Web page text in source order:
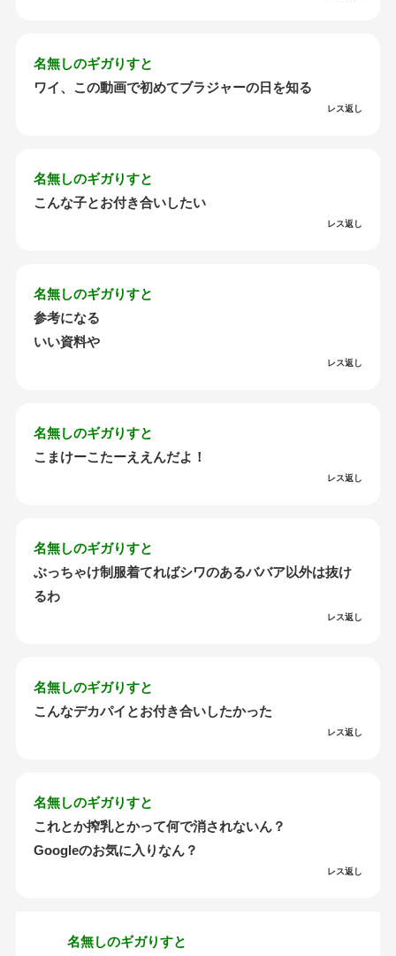
名無しのギガりすと
ワイ、この動画で初めてブラジャーの日を知る
レス返し
名無しのギガりすと
こんな子とお付き合いしたい
レス返し
名無しのギガりすと
参考になる
いい資料や
レス返し
名無しのギガりすと
こまけーこたーええんだよ！
レス返し
名無しのギガりすと
ぶっちゃけ制服着てればシワのあるババア以外は抜け
るわ
レス返し
名無しのギガりすと
こんなデカパイとお付き合いしたかった
レス返し
名無しのギガりすと
これとか搾乳とかって何で消されないん？
Googleのお気に入りなん？
レス返し
名無しのギガりすと